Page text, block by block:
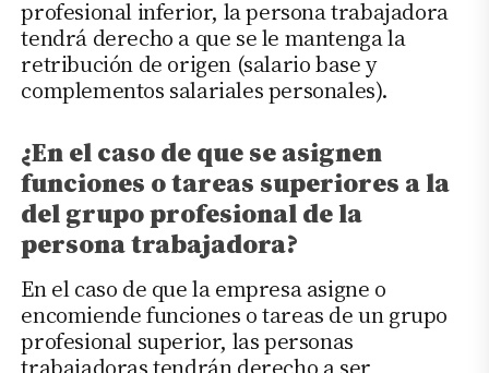
profesional inferior, la persona trabajadora
tendrá derecho a que se le mantenga la
retribución de origen (salario base y
complementos salariales personales).
¿En el caso de que se asignen
funciones o tareas superiores a la
del grupo profesional de la
persona trabajadora?
En el caso de que la empresa asigne o
encomiende funciones o tareas de un grupo
profesional superior, las personas